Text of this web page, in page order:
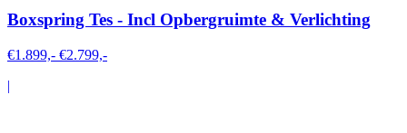
Boxspring Tes - Incl Opbergruimte & Verlichting
€1.899,- €2.799,-
|